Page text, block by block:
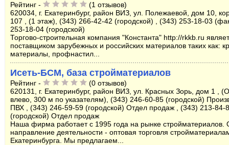
Рейтинг -
(1 отзывов)
620034, г. Екатеринбург, район ВИЗ, ул. Полежаевой, дом 10,
107 , (1 этаж), (343) 266-42-42 (городской) , (343) 253-18-03
253-18-04 (городской)
Торгово-строительная компания "Константа" http://rkkb.ru
поставщиком зарубежных и российских материалов таких как:
материалы, профнастил...
Исеть-БСМ, база стройматериалов
Рейтинг -
(0 отзывов)
620131, г. Екатеринбург, район ВИЗ, ул. Красных Зорь, дом 1 ,
влево, 300 м по указателям), (343) 246-60-85 (городской)
ПВХ , (343) 246-59-59 (городской) Отдел продаж , (343) 213-84-
(городской) Отдел продаж
Наша фирма работает с 1995 года на рынке стройматериалов.
направление деятельности - оптовая торговля
Екатеринбурга. Мы предлагаем...